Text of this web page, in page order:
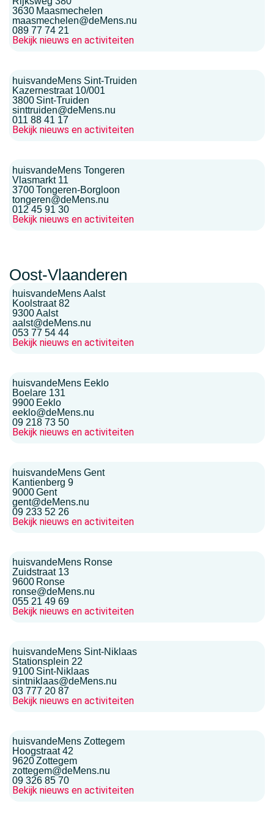
3630 Maasmechelen
maasmechelen@deMens.nu
089 77 74 21
Bekijk nieuws en activiteiten
huisvandeMens Sint-Truiden
Kazernestraat 10/001
3800 Sint-Truiden
sinttruiden@deMens.nu
011 88 41 17
Bekijk nieuws en activiteiten
huisvandeMens Tongeren
Vlasmarkt 11
3700Tongeren-Borgloon
tongeren@deMens.nu
012 45 91 30
Bekijk nieuws en activiteiten
Oost-Vlaanderen
huisvandeMens Aalst
Koolstraat 82
9300Aalst
aalst@deMens.nu
053 77 54 44
Bekijk nieuws en activiteiten
huisvandeMens Eeklo
Boelare 131
9900 Eeklo
eeklo@deMens.nu
09 218 73 50
Bekijk nieuws en activiteiten
huisvandeMens Gent
Kantienberg 9
9000Gent
gent@deMens.nu
09 233 52 26
Bekijk nieuws en activiteiten
huisvandeMens Ronse
Zuidstraat 13
9600 Ronse
ronse@deMens.nu
055 21 49 69
Bekijk nieuws en activiteiten
huisvandeMens Sint-Niklaas
Stationsplein 22
9100 Sint-Niklaas
sintniklaas@deMens.nu
03 777 20 87
Bekijk nieuws en activiteiten
huisvandeMens Zottegem
Hoogstraat 42
9620Zottegem
zottegem@deMens.nu
09 326 85 70
Bekijk nieuws en activiteiten